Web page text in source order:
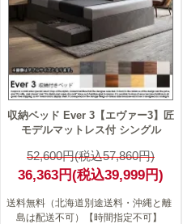
収納ベッド Ever 3【エヴァー3】匠
モデルマットレス付 シングル
52,600円(税込57,860円)
36,363円(税込39,999円)
送料無料（北海道別途送料・沖縄と離
島は配送不可）【時間指定不可】